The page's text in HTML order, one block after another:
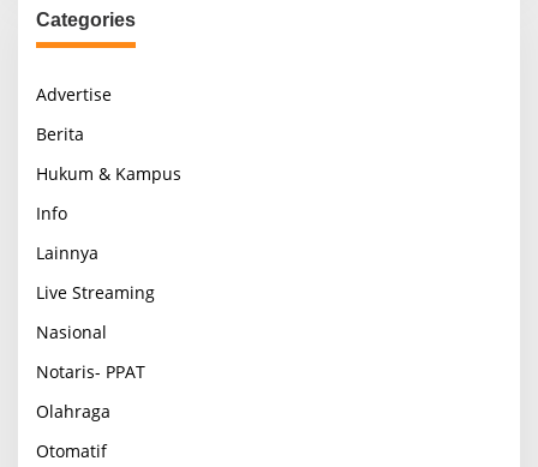
Categories
Advertise
Berita
Hukum & Kampus
Info
Lainnya
Live Streaming
Nasional
Notaris- PPAT
Olahraga
Otomatif